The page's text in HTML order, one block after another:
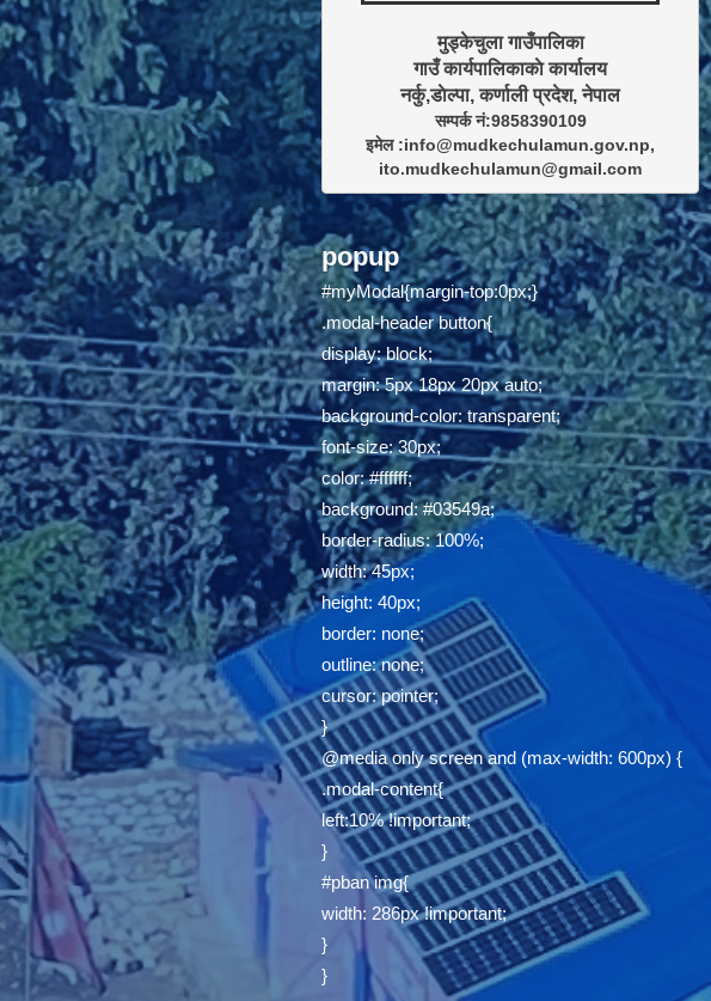
मुड्केचुला गाउँपालिका
गाउँ कार्यपालिकाकाे कार्यालय
सम्पर्क नं:9858390109
इमेल :info@mudkechulamun.gov.np,
ito.mudkechulamun@gmail.com
popup
#myModal{margin-top:0px;}
.modal-header button{
display: block;
margin: 5px 18px 20px auto;
background-color: transparent;
font-size: 30px;
color: #ffffff;
background: #03549a;
border-radius: 100%;
width: 45px;
height: 40px;
border: none;
outline: none;
cursor: pointer;
}
@media only screen and (max-width: 600px) {
.modal-content{
left:10% !important;
}
#pban img{
width: 286px !important;
}
}